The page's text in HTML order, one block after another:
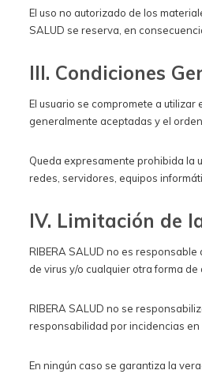
El uso no autorizado de los
SALUD se reserva, en
III. Condiciones
El usuario se compromete a
generalmente aceptadas y el
Queda expresamente prohibida la
redes, servidores, equipos
IV. Limitación de
RIBERA SALUD no es
de virus y/o cualquier otra forma
RIBERA SALUD no se
responsabilidad por incidencias en
En ningún caso se garantiza la